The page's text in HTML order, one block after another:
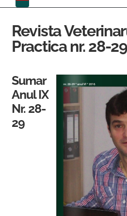
Revista
Practica nr. 28-29
Sumar
Anul IX
Nr. 28-
29